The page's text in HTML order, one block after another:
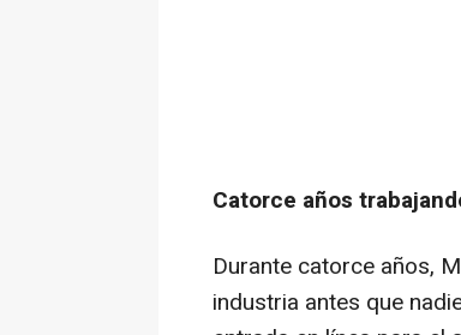
Catorce años
Durante catorce años,
industria antes que